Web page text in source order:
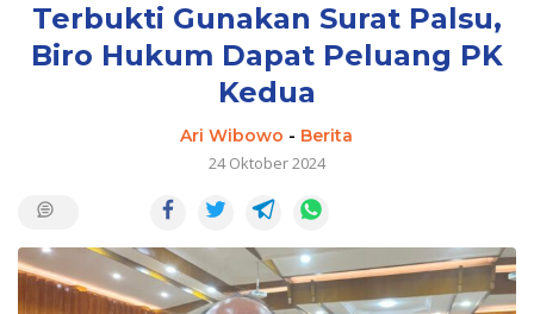
Terbukti Gunakan Surat Palsu,
Biro Hukum Dapat Peluang PK
Kedua
Ari Wibowo - Berita
24 Oktober 2024